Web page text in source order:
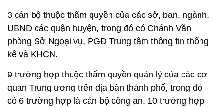
3 cán bộ thuộc thẩm quyền của các sở, ban, ngành,
UBND các quận huyện, trong đó có Chánh Văn
phòng Sở Ngoại vụ, PGĐ Trung tâm thông tin thống
kê và KHCN.
9 trường hợp thuộc thẩm quyền quản lý của các cơ
quan Trung ương trên địa bàn thành phố, trong đó
có 6 trường hợp là cán bộ công an. 10 trường hợp